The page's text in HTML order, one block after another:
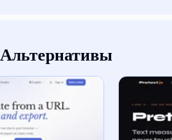
Альтернативы